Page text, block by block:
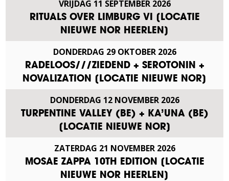
VRIJDAG 11 SEPTEMBER 2026
RITUALS OVER LIMBURG VI [LOCATIE
NIEUWE NOR HEERLEN]
DONDERDAG 29 OKTOBER 2026
RADELOOS///ZIEDEND + SEROTONIN +
NOVALIZATION [LOCATIE NIEUWE NOR]
DONDERDAG 12 NOVEMBER 2026
TURPENTINE VALLEY (BE) + KA’UNA (BE)
[LOCATIE NIEUWE NOR]
ZATERDAG 21 NOVEMBER 2026
MOSAE ZAPPA 10TH EDITION [LOCATIE
NIEUWE NOR HEERLEN]